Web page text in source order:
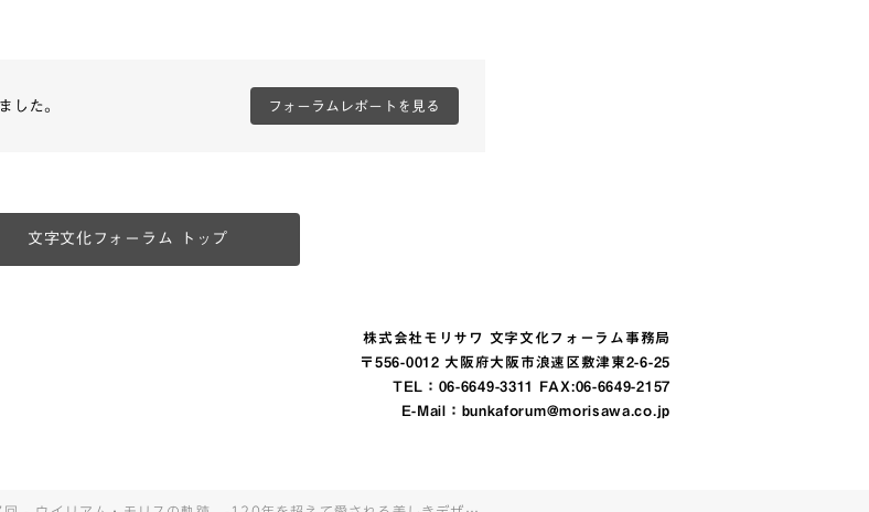
した。 フォーラムレポートを見る
文字文化フォーラム トップ
株式会社モリサワ 文字文化フォーラム事務局
〒556-0012 大阪府大阪市浪速区敷津東2-6-25
TEL： 06-6649-3311
FAX:06-6649-2157
E-Mail： bunkaforum@morisawa.co.jp